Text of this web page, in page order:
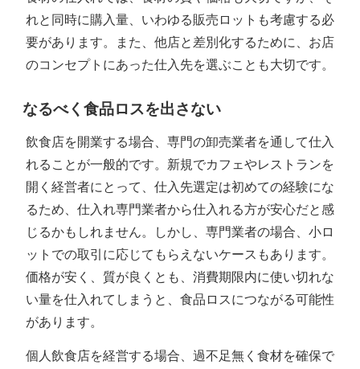
れと同時に購入量、いわゆる販売ロットも考慮する必
要があります。また、他店と差別化するために、お店
のコンセプトにあった仕入先を選ぶことも大切です。
なるべく食品ロスを出さない
飲食店を開業する場合、専門の卸売業者を通して仕入
れることが一般的です。新規でカフェやレストランを
開く経営者にとって、仕入先選定は初めての経験にな
るため、仕入れ専門業者から仕入れる方が安心だと感
じるかもしれません。しかし、専門業者の場合、小ロ
ットでの取引に応じてもらえないケースもあります。
価格が安く、質が良くとも、消費期限内に使い切れな
い量を仕入れてしまうと、食品ロスにつながる可能性
があります。
個人飲食店を経営する場合、過不足無く食材を確保で